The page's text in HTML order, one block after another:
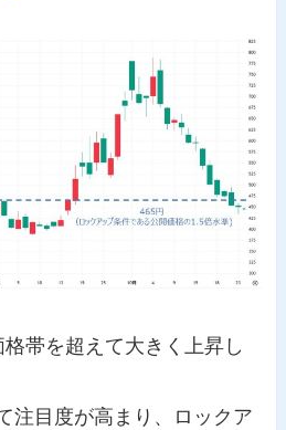
帯を超えて大きく上昇し
注目度が高まり、ロックア